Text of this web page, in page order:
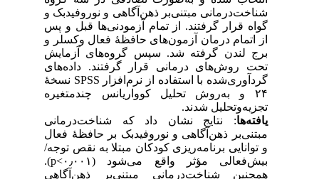
شناخت‌درمانی مبتنی‌بر ذهن‌آگاهی و نوروفیدبک و
گواه قرار گرفتند. از تمام آزمودنی‌ها قبل و پس
از اتمام درمان آزمون‌های حافظهٔ فعال وکسلر و
برج لندن گرفته شد. سپس گروه‌های آزمایش
تحت روش‌های درمانی قرار گرفتند. داده‌های
گرد‌آوری‌شده با استفاده از نرم‌افزار SPSS نسخهٔ
۲۴ و به‌روش تحلیل کوواریانس چندمتغیره
تجزیه‌وتحلیل شدند.
یافته‌ها: نتایج نشان داد که شناخت‌درمانی
مبتنی‌بر ذهن‌‌آگاهی و نوروفیدبک بر حافظهٔ فعال
و توانایی برنامه‌ریزی کودکان مبتلا به نقص ‌توجه/
بیش‌فعالی مؤثر واقع می‌شود (۰٫۰۰۱>p).
همچنین شناخت‌درمانی مبتنی‌بر ذهن‌‌آگاهی